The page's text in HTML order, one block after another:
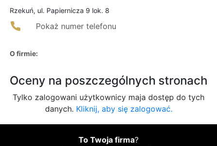
Rzekuń, ul. Papiernicza 9 lok. 8
Pokaż numer telefonu
O firmie:
Oceny na poszczególnych stronach
Tylko zalogowani użytkownicy maja dostęp do tych
danych. Kliknij, aby się zalogować.
To Twoja firma?